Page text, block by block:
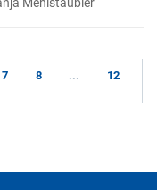
Mehlstäubler
7 8 ... 12